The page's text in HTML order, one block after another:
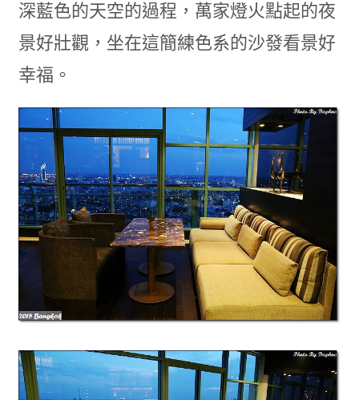
深藍色的天空的過程，萬家燈火點起的夜
景好壯觀，坐在這簡練色系的沙發看景好
幸福。